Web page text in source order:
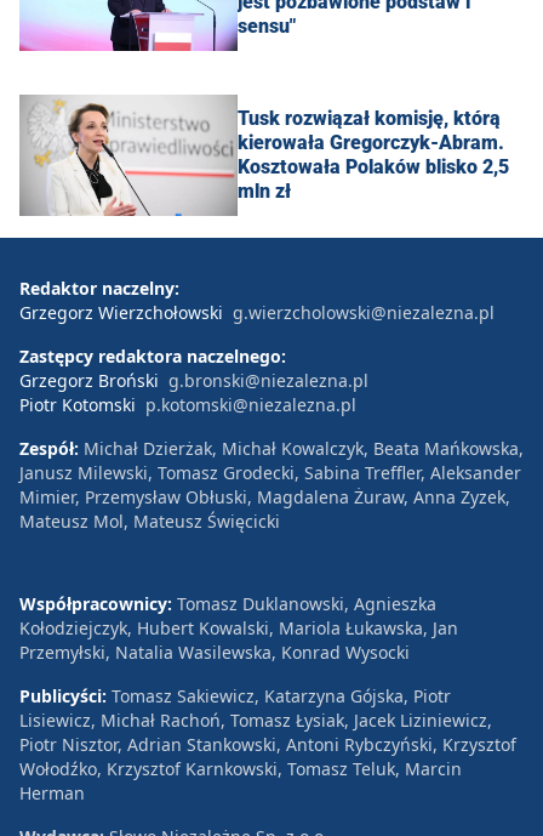
sensu"
Tusk rozwiązał komisję, którą
kierowała Gregorczyk-Abram.
Kosztowała Polaków blisko 2,5
mln zł
Redaktor naczelny:
Grzegorz Wierzchołowski g.wierzcholowski@niezalezna.pl
Zastępcy redaktora naczelnego:
Grzegorz Broński g.bronski@niezalezna.pl
Piotr Kotomski p.kotomski@niezalezna.pl
Zespół: Michał Dzierżak, Michał Kowalczyk, Beata Mańkowska,
Janusz Milewski, Tomasz Grodecki, Sabina Treffler, Aleksander
Mimier, Przemysław Obłuski, Magdalena Żuraw, Anna Zyzek,
Mateusz Mol, Mateusz Święcicki
Współpracownicy: Tomasz Duklanowski, Agnieszka
Kołodziejczyk, Hubert Kowalski, Mariola Łukawska, Jan
Przemyłski, Natalia Wasilewska, Konrad Wysocki
Publicyści: Tomasz Sakiewicz, Katarzyna Gójska, Piotr
Lisiewicz, Michał Rachoń, Tomasz Łysiak, Jacek Liziniewicz,
Piotr Nisztor, Adrian Stankowski, Antoni Rybczyński, Krzysztof
Wołodźko, Krzysztof Karnkowski, Tomasz Teluk, Marcin
Herman